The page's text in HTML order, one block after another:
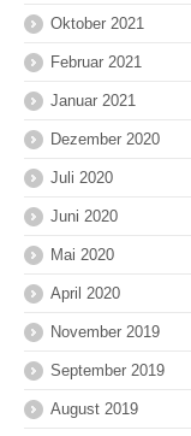
Oktober 2021
Februar 2021
Januar 2021
Dezember 2020
Juli 2020
Juni 2020
Mai 2020
April 2020
November 2019
September 2019
August 2019